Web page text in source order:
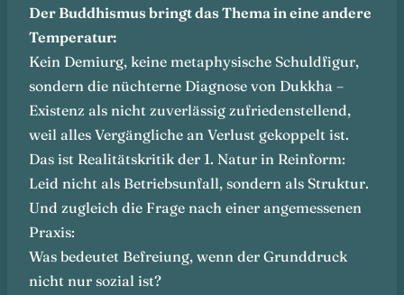
Der Buddhismus bringt das Thema in eine andere
Temperatur:
Kein Demiurg, keine metaphysische Schuldfigur,
sondern die nüchterne Diagnose von Dukkha –
Existenz als nicht zuverlässig zufriedenstellend,
weil alles Vergängliche an Verlust gekoppelt ist.
Das ist Realitätskritik der 1. Natur in Reinform:
Leid nicht als Betriebsunfall, sondern als Struktur.
Und zugleich die Frage nach einer angemessenen
Praxis:
Was bedeutet Befreiung, wenn der Grunddruck
nicht nur sozial ist?